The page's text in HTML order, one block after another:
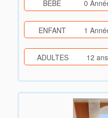
BEBE 0
ENFANT 1
ADULTES 12 ans